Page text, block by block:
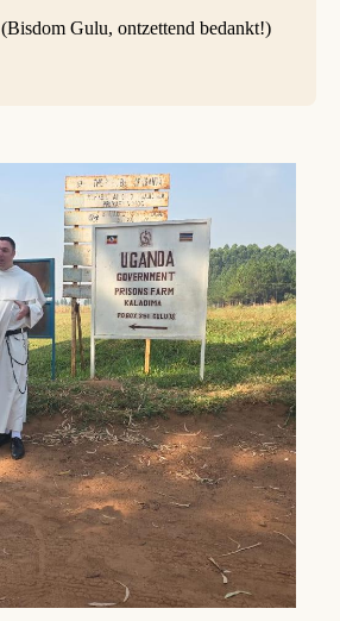
(Bisdom Gulu, ontzettend bedankt!)